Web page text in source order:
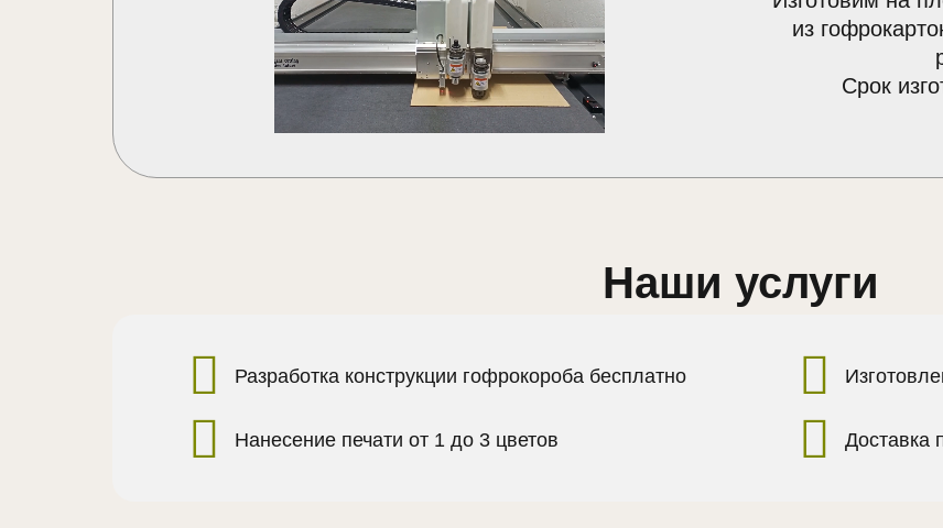
из
Срок
Наши услуги
Разработка конструкции гофрокороба бесплатно
Нанесение печати от 1 до 3 цветов Доставка